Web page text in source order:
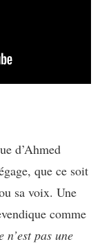
d’Ahmed
que ce soit
sa voix. Une
comme
n’est pas une